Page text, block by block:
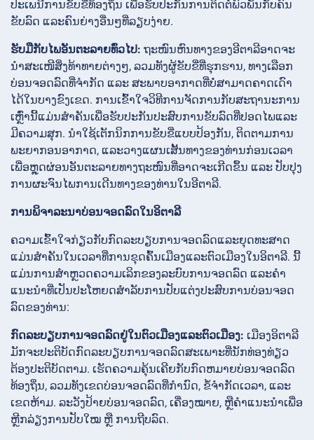
ປະເພນີການຂັບຂີ່ທ້ອງຖິ່ນ ເພື່ອຮັບປະກັນການຕິດຕໍ່ພົວພັນກັບຄົນ
ຂັບລົດ ແລະຄົນຍ່າງອື່ນໆທີ່ລຽບງ່າຍ.
ຮັບມືກັບໄພອັນຕະລາຍທົ່ວໄປ: ຖະໜົນຫົນທາງຂອງອີຕາລີອາດຈະ
ນຳສະເໜີສິ່ງທ້າທາຍຕ່າງໆ, ລວມທັງຜູ້ຂັບຂີ່ທີ່ຮຸກຮານ, ທາງເລືອກ
ບ່ອນຈອດລົດທີ່ຈຳກັດ ແລະ ສະພາບອາກາດທີ່ບໍ່ສາມາດຄາດເດົາ
ໄດ້ໃນບາງຂົງເຂດ. ການເຂົ້າໃຈວິທີການຈັດການກັບສະຖານະການ
ເຫຼົ່ານີ້ແມ່ນສໍາຄັນເພື່ອຮັບປະກັນປະສົບການຂັບລົດທີ່ປອດໄພແລະ
ມີຄວາມສຸກ. ນຳໃຊ້ເຕັກນິກການຂັບຂີ່ແບບປ້ອງກັນ, ຕິດຕາມການ
ພະຍາກອນອາກາດ, ແລະວາງແຜນເສັ້ນທາງຂອງທ່ານກ່ອນເວລາ
ເພື່ອຫຼຸດຜ່ອນອັນຕະລາຍທາງຖະໜົນທີ່ອາດຈະເກີດຂຶ້ນ ແລະ ປັບປຸງ
ການຜະຈົນໄພການເດີນທາງຂອງທ່ານໃນອີຕາລີ.
ການພິຈາລະນາບ່ອນຈອດລົດໃນອິຕາລີ
ຄວາມເຂົ້າໃຈກ່ຽວກັບກົດລະບຽບການຈອດລົດແລະຍຸດທະສາດ
ແມ່ນສໍາຄັນໃນເວລາທີ່ການຂຸດຄົ້ນເມືອງແລະຕົວເມືອງໃນອິຕາລີ. ນີ້
ແມ່ນການສຳຫຼວດຄວາມເລິກຂອງລະບົບການຈອດລົດ ແລະຄຳ
ແນະນຳທີ່ເປັນປະໂຫຍດສຳລັບການປັບແຕ່ງປະສົບການບ່ອນຈອດ
ລົດຂອງທ່ານ:
ກົດລະບຽບການຈອດລົດຢູ່ໃນຕົວເມືອງແລະຕົວເມືອງ: ເມືອງອິຕາລີ
ມັກຈະປະຕິບັດກົດລະບຽບການຈອດລົດສະເພາະທີ່ນັກທ່ອງທ່ຽວ
ຕ້ອງປະຕິບັດຕາມ. ເຮັດຄວາມຄຸ້ນເຄີຍກັບກົດຫມາຍບ່ອນຈອດລົດ
ທ້ອງຖິ່ນ, ລວມທັງເຂດບ່ອນຈອດລົດທີ່ກໍານົດ, ຂໍ້ຈໍາກັດເວລາ, ແລະ
ເຂດຫ້າມ. ລະວັງປ້າຍບ່ອນຈອດລົດ, ເຄື່ອງໝາຍ, ຫຼືຄຳແນະນຳເພື່ອ
ຫຼີກລ່ຽງການປັບໃໝ ຫຼື ການຖີບລົດ.